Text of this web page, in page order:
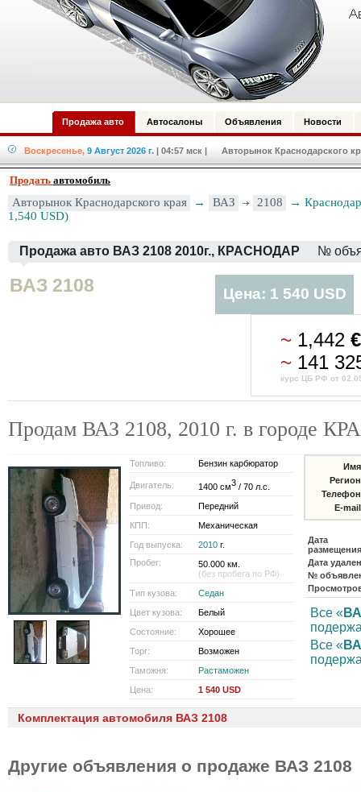
Продажа авто Автосалоны Объявления Новости
Воскресенье, 9 Август 2026 г. | 04:57 мск | Авторынок Краснодарского
Продать автомобиль
Авторынок Краснодарского края → ВАЗ 2108
→
1,540 USD)
Продажа авто ВАЗ 2108 2010г., КРАСНОДАР №
ВАЗ 2108 Цена: 1 540 USD
~ 1,442€
~ 141
курс ЦБ РФ от
Продам ВАЗ 2108, 2010 г. в городе
Топливо: Бензин карбюратор
Двигатель: 1400 см3 / 70 л.с.
Привод:
Передний
КПП:
Механическая
Год выпуска:
2010 г.
Пробег:
50.000 км.
(без пробега по РФ)
Тип кузова:
Седан
Цвет кузова:
Белый
Состояние:
Хорошее
Торг:
Возможен
Таможня:
Растаможен
Цена:
1 540 USD
E-
Дата
Дата
№
Все «
Все «
Комплектация автомобиля ВАЗ 2108
Другие объявления о продаже ВАЗ 2108